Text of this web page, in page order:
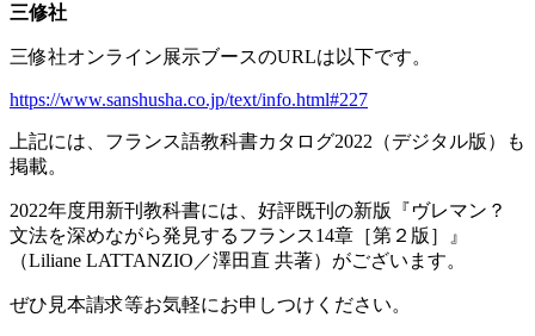
三修社
三修社オンライン展示ブースのURLは以下です。
https://www.sanshusha.co.jp/text/info.html#227
上記には、フランス語教科書カタログ2022 （デジタル版）も
掲載。
2022年度用新刊教科書には、好評既刊の新版『ヴレマン？
文法を深めながら発見するフランス14章［第２版］』
（Liliane LATTANZIO ／澤田直 共著）がございます。
ぜひ見本請求等お気軽にお申しつけください。